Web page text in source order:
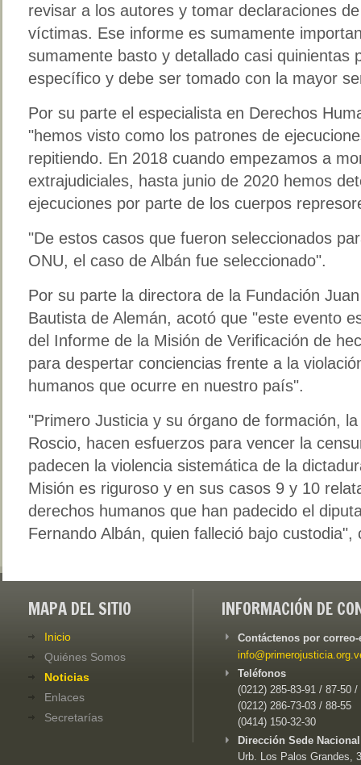
revisar a los autores y tomar declaraciones
víctimas. Ese informe es sumamente
sumamente basto y detallado casi quinientas
específico y debe ser tomado con la mayor
Por su parte el especialista en Derechos
"hemos visto como los patrones de
repitiendo. En 2018 cuando empezamos a
extrajudiciales, hasta junio de 2020 hemos
ejecuciones por parte de los cuerpos
"De estos casos que fueron seleccionados
ONU, el caso de Albán fue seleccionado".
Por su parte la directora de la Fundación
Bautista de Alemán, acotó que "este evento
del Informe de la Misión de Verificación de
para despertar conciencias frente a la
humanos que ocurre en nuestro país".
"Primero Justicia y su órgano de formación,
Roscio, hacen esfuerzos para vencer la
padecen la violencia sistemática de la
Misión es riguroso y en sus casos 9 y 10
derechos humanos que han padecido el
Fernando Albán, quien falleció bajo custodia",
MAPA DEL SITIO
Inicio
Quiénes Somos
Noticias
Enlaces
Secretarías
INFORMACIÓN DE
Contáctenos por
Teléfonos
(0212) 285-83-91 / 87-50 /
(0212) 286-73-03 / 88-55
(0414) 150-32-30
Dirección Sede
Urb. Los Palos Grandes,